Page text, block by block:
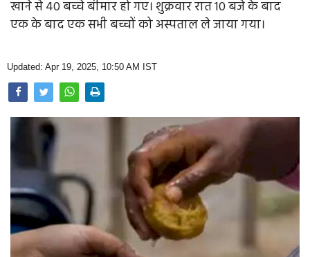
Opinion
Photo Gallery
Home
खाने से 40 बच्चे बीमार हो गए। शुक्रवार रात 10 बजे के बाद
एक के बाद एक सभी बच्चों को अस्पताल ले जाया गया।
Updated: Apr 19, 2025, 10:50 AM IST